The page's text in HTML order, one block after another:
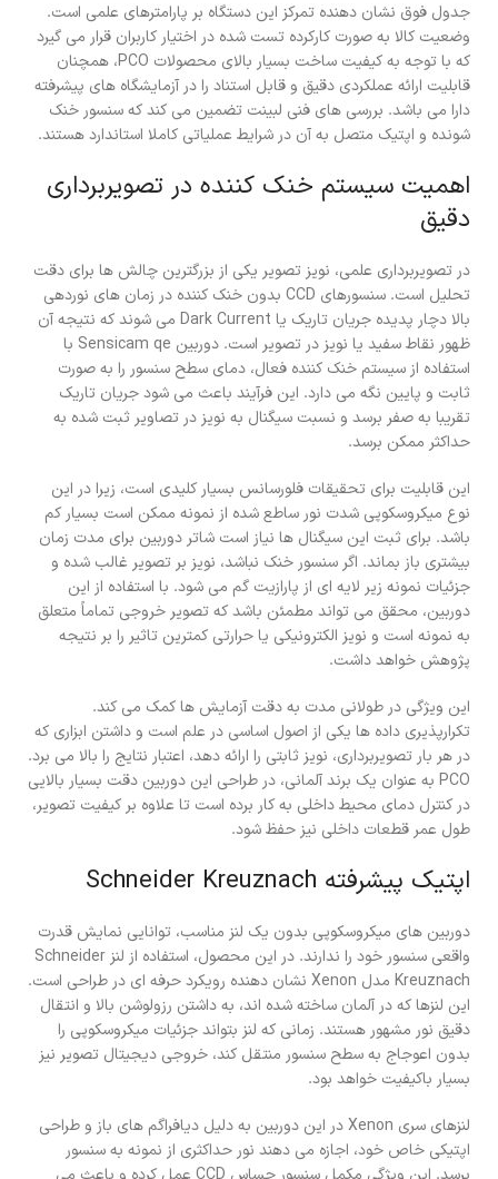
جدول فوق نشان دهنده تمرکز این دستگاه بر پارامترهای علمی است.
وضعیت کالا به صورت کارکرده تست شده در اختیار کاربران قرار می گیرد
که با توجه به کیفیت ساخت بسیار بالای محصولات PCO، همچنان
قابلیت ارائه عملکردی دقیق و قابل استناد را در آزمایشگاه های پیشرفته
دارا می باشد. بررسی های فنی لبینت تضمین می کند که سنسور خنک
شونده و اپتیک متصل به آن در شرایط عملیاتی کاملا استاندارد هستند.
اهمیت سیستم خنک کننده در تصویربرداری
دقیق
در تصویربرداری علمی، نویز تصویر یکی از بزرگترین چالش ها برای دقت
تحلیل است. سنسورهای CCD بدون خنک کننده در زمان های نوردهی
بالا دچار پدیده جریان تاریک یا Dark Current می شوند که نتیجه آن
ظهور نقاط سفید یا نویز در تصویر است. دوربین Sensicam qe با
استفاده از سیستم خنک کننده فعال، دمای سطح سنسور را به صورت
ثابت و پایین نگه می دارد. این فرآیند باعث می شود جریان تاریک
تقریبا به صفر برسد و نسبت سیگنال به نویز در تصاویر ثبت شده به
حداکثر ممکن برسد.
این قابلیت برای تحقیقات فلورسانس بسیار کلیدی است، زیرا در این
نوع میکروسکوپی شدت نور ساطع شده از نمونه ممکن است بسیار کم
باشد. برای ثبت این سیگنال ها نیاز است شاتر دوربین برای مدت زمان
بیشتری باز بماند. اگر سنسور خنک نباشد، نویز بر تصویر غالب شده و
جزئیات نمونه زیر لایه ای از پارازیت گم می شود. با استفاده از این
دوربین، محقق می تواند مطمئن باشد که تصویر خروجی تماماً متعلق
به نمونه است و نویز الکترونیکی یا حرارتی کمترین تاثیر را بر نتیجه
پژوهش خواهد داشت.
این ویژگی در طولانی مدت به دقت آزمایش ها کمک می کند.
تکرارپذیری داده ها یکی از اصول اساسی در علم است و داشتن ابزاری که
در هر بار تصویربرداری، نویز ثابتی را ارائه دهد، اعتبار نتایج را بالا می برد.
PCO به عنوان یک برند آلمانی، در طراحی این دوربین دقت بسیار بالایی
در کنترل دمای محیط داخلی به کار برده است تا علاوه بر کیفیت تصویر،
طول عمر قطعات داخلی نیز حفظ شود.
اپتیک پیشرفته Schneider Kreuznach
دوربین های میکروسکوپی بدون یک لنز مناسب، توانایی نمایش قدرت
واقعی سنسور خود را ندارند. در این محصول، استفاده از لنز Schneider
Kreuznach مدل Xenon نشان دهنده رویکرد حرفه ای در طراحی است.
این لنزها که در آلمان ساخته شده اند، به داشتن رزولوشن بالا و انتقال
دقیق نور مشهور هستند. زمانی که لنز بتواند جزئیات میکروسکوپی را
بدون اعوجاج به سطح سنسور منتقل کند، خروجی دیجیتال تصویر نیز
بسیار باکیفیت خواهد بود.
لنزهای سری Xenon در این دوربین به دلیل دیافراگم های باز و طراحی
اپتیکی خاص خود، اجازه می دهند نور حداکثری از نمونه به سنسور